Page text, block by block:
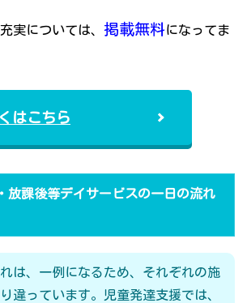
実については、 掲載無料になってま
はこちら
放課後等デイサービスの一日の流れ
は、一例になるため、それぞれの施
違っています。児童発達支援では、